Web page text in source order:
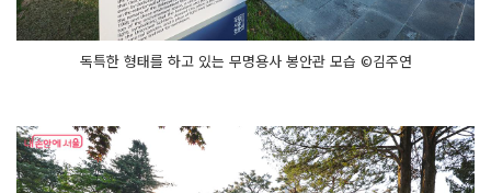
독특한 형태를 하고 있는 무명용사 봉안관 모습 ©김주연